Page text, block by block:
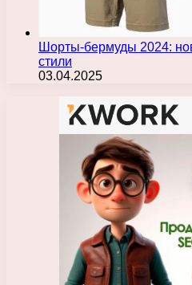
Шорты-бермуды 2024:
стили
03.04.2025